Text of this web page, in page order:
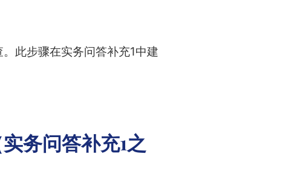
此步骤在实务问答补充1中建
务问答补充1之